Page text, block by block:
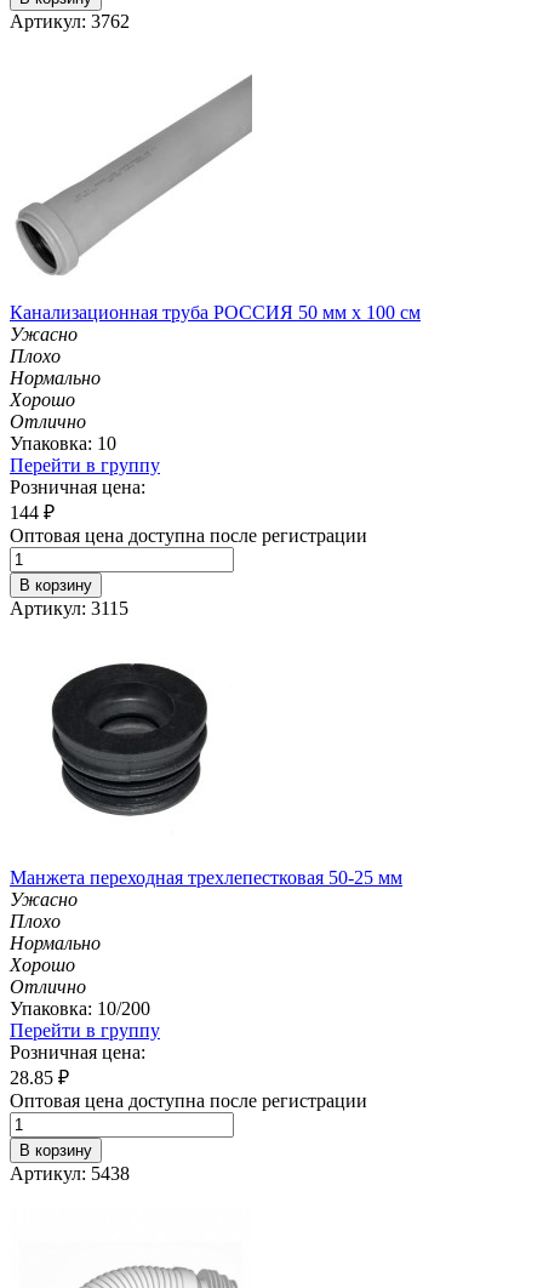
Артикул: 3762
Канализационная труба РОССИЯ 50 мм х 100 см
Ужасно
Плохо
Нормально
Хорошо
Отлично
Упаковка: 10
Перейти в группу
Розничная цена:
144 ₽
Оптовая цена доступна после регистрации
В корзину
Артикул: 3115
Манжета переходная трехлепестковая 50-25 мм
Ужасно
Плохо
Нормально
Хорошо
Отлично
Упаковка: 10/200
Перейти в группу
Розничная цена:
28.85 ₽
Оптовая цена доступна после регистрации
В корзину
Артикул: 5438